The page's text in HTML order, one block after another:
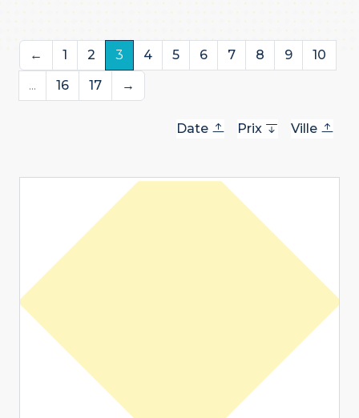
← 1 2 3 4 5 6 7 8 9
10
...
16 17 →
Date Prix Ville